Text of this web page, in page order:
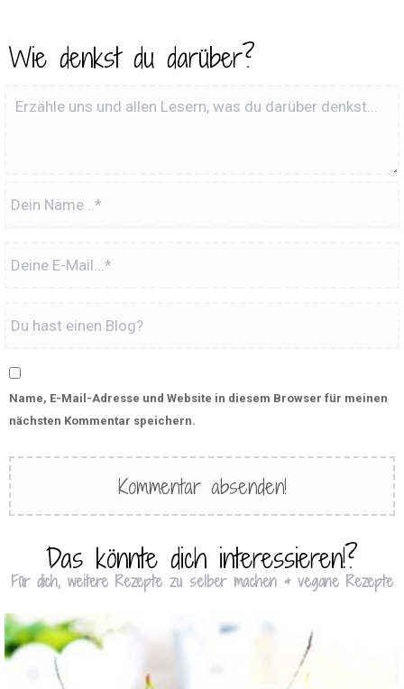
Wie denkst du darüber?
Name, E-Mail-Adresse und Website in diesem Browser für meinen
nächsten Kommentar speichern.
Das könnte dich interessieren!?
Für dich, weitere Rezepte zu selber machen & vegane Rezepte